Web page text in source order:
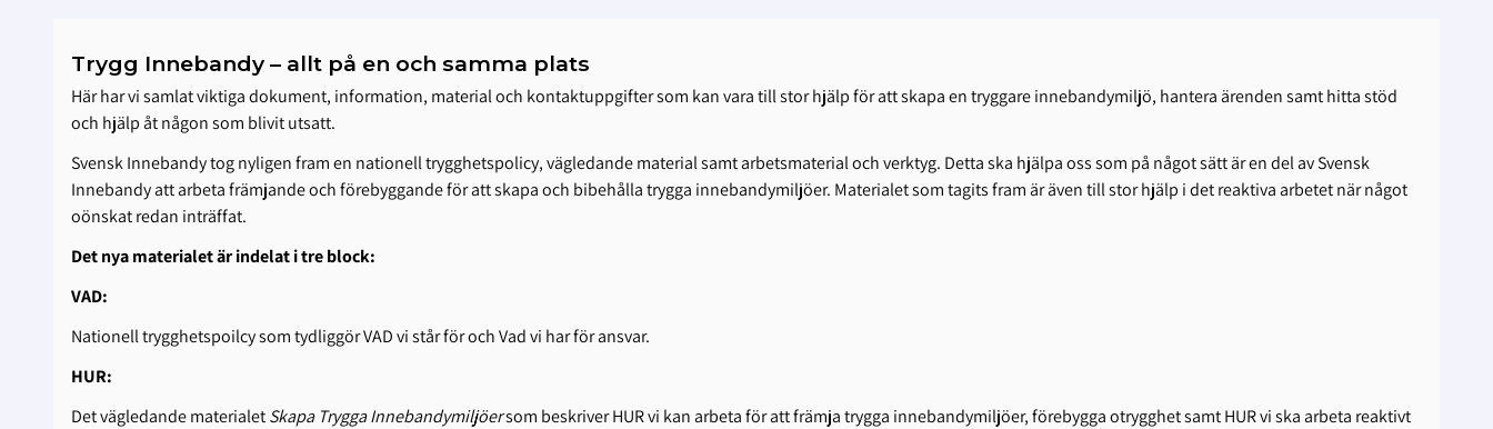
Trygg Innebandy – allt på en och samma plats
Här har vi samlat viktiga dokument, information, material och kontaktuppgifter som kan vara till stor hjälp för att skapa en tryggare innebandymiljö, hantera ärenden samt hitta stöd
och hjälp åt någon som blivit utsatt.
Svensk Innebandy tog nyligen fram en nationell trygghetspolicy, vägledande material samt arbetsmaterial och verktyg. Detta ska hjälpa oss som på något sätt är en del av Svensk
Innebandy att arbeta främjande och förebyggande för att skapa och bibehålla trygga innebandymiljöer. Materialet som tagits fram är även till stor hjälp i det reaktiva arbetet när något
oönskat redan inträffat.
Det nya materialet är indelat i tre block:
VAD:
Nationell trygghetspoilcy som tydliggör VAD vi står för och Vad vi har för ansvar.
HUR:
Det vägledande materialetSkapa Trygga Innebandymiljöersom beskriver HUR vi kan arbeta för att främja trygga innebandymiljöer, förebygga otrygghet samt HUR vi ska arbeta reaktivt